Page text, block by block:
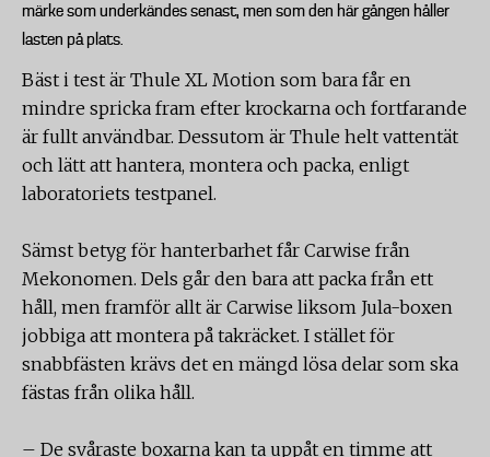
märke som underkändes senast, men som den här gången håller
lasten på plats.
Bäst i test är Thule XL Motion som bara får en
mindre spricka fram efter krockarna och fortfarande
är fullt användbar. Dessutom är Thule helt vattentät
och lätt att hantera, montera och packa, enligt
laboratoriets testpanel.
Sämst betyg för hanterbarhet får Carwise från
Mekonomen. Dels går den bara att packa från ett
håll, men framför allt är Carwise liksom Jula-boxen
jobbiga att montera på takräcket. I stället för
snabbfästen krävs det en mängd lösa delar som ska
fästas från olika håll.
– De svåraste boxarna kan ta uppåt en timme att